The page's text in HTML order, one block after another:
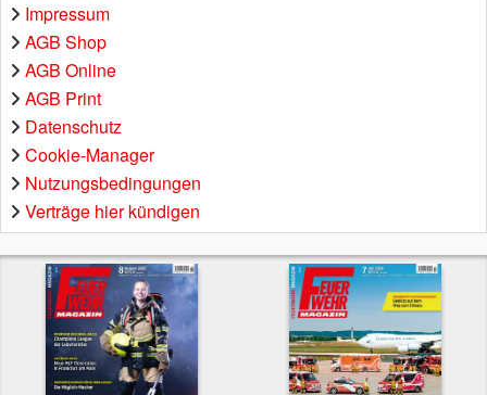
Impressum
AGB Shop
AGB Online
AGB Print
Datenschutz
Cookie-Manager
Nutzungsbedingungen
Verträge hier kündigen